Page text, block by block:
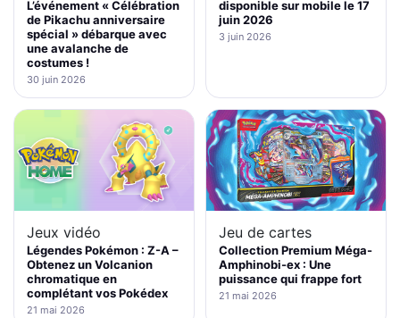
L’événement « Célébration
de Pikachu anniversaire
spécial » débarque avec
une avalanche de
costumes !
30 juin 2026
disponible sur mobile le 17
juin 2026
3 juin 2026
Jeux vidéo
Légendes Pokémon : Z-A –
Obtenez un Volcanion
chromatique en
complétant vos Pokédex
21 mai 2026
Jeu de cartes
Collection Premium Méga-
Amphinobi-ex : Une
puissance qui frappe fort
21 mai 2026